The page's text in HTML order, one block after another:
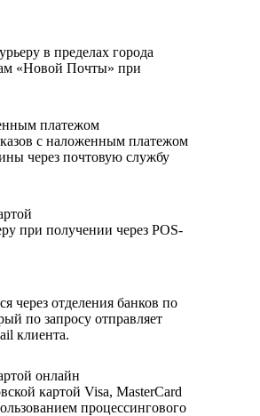
в пределах города
«Новой Почты» при
платежом
с наложенным платежом
через почтовую службу
при получении через POS-
через отделения банков по
по запросу отправляет
клиента.
онлайн
картой Visa, MasterCard
процессингового